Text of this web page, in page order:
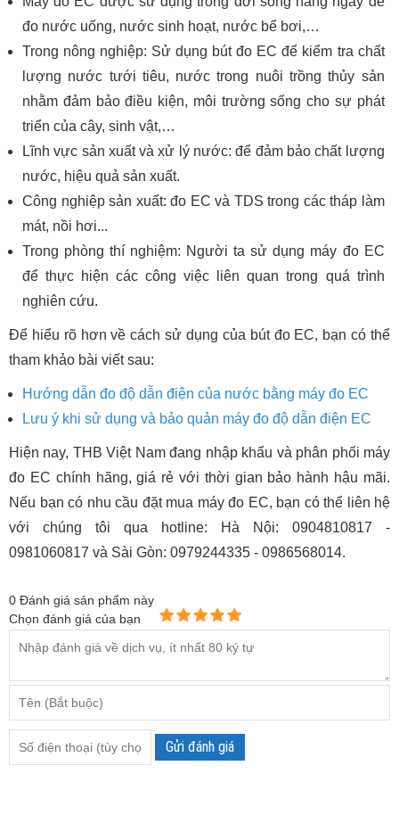
đo nước uống, nước sinh hoạt, nước bể bơi,…
Trong nông nghiệp: Sử dụng bút đo EC để kiểm tra chất
lượng nước tưới tiêu, nước trong nuôi trồng thủy sản
nhằm đảm bảo điều kiện, môi trường sống cho sự phát
triển của cây, sinh vật,…
Lĩnh vực sản xuất và xử lý nước: để đảm bảo chất lượng
nước, hiệu quả sản xuất.
Công nghiệp sản xuất: đo EC và TDS trong các tháp làm
mát, nồi hơi...
Trong phòng thí nghiệm: Người ta sử dụng máy đo EC
để thực hiện các công việc liên quan trong quá trình
nghiên cứu.
Để hiểu rõ hơn về cách sử dụng của bút đo EC, bạn có thể
tham khảo bài viết sau:
Hướng dẫn đo độ dẫn điện của nước bằng máy đo EC
Lưu ý khi sử dụng và bảo quản máy đo độ dẫn điện EC
Hiện nay, THB Việt Nam đang nhập khẩu và phân phối máy
đo EC chính hãng, giá rẻ với thời gian bảo hành hậu mãi.
Nếu bạn có nhu cầu đặt mua máy đo EC, bạn có thể liên hệ
với chúng tôi qua hotline: Hà Nội: 0904810817 -
0981060817 và Sài Gòn: 0979244335 - 0986568014.
0 Đánh giá sản phẩm này
Chọn đánh giá của bạn
Gửi đánh giá